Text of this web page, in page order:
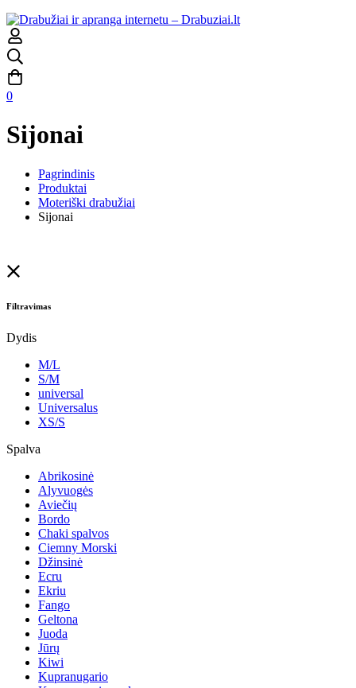
0
Sijonai
Pagrindinis
Produktai
Moteriški drabužiai
Sijonai
Filtravimas
Dydis
M/L
S/M
universal
Universalus
XS/S
Spalva
Abrikosinė
Alyvuogės
Aviečių
Bordo
Chaki spalvos
Ciemny Morski
Džinsinė
Ecru
Ekriu
Fango
Geltona
Juoda
Jūrų
Kiwi
Kupranugario